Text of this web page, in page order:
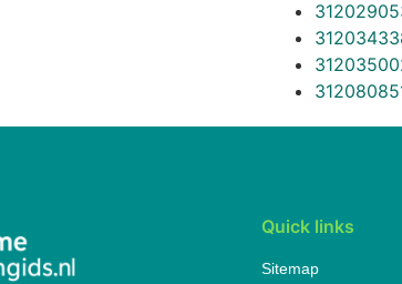
Quick links
Sitemap